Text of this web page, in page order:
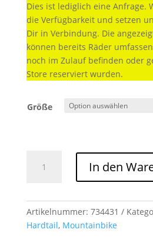
Dies ist lediglich eine Anfrage.
die Verfügbarkeit und setzen
Dir in Verbindung. Die
können bereits Räder
noch im Zulauf befinden oder
Store reserviert wurden.
Größe
Reaction
750
olive
In den
Artikelnummer: 734431
Hardtail, Mountainbike